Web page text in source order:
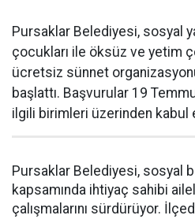
Pursaklar Belediyesi, sosyal
çocukları ile öksüz ve yetim
ücretsiz sünnet
başlattı. Başvurular 19
ilgili birimleri üzerinden kabul
Pursaklar Belediyesi, sosyal
kapsamında ihtiyaç sahibi
çalışmalarını sürdürüyor.